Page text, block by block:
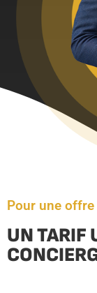
Pour une
UN TARIF